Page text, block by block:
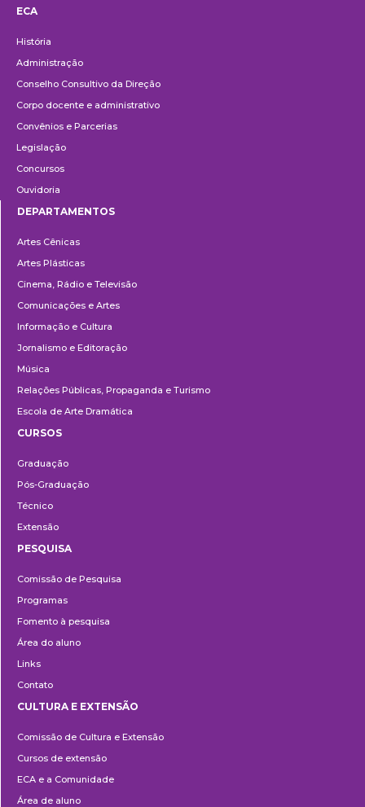
ECA
História
Administração
Conselho Consultivo da Direção
Corpo docente e administrativo
Convênios e Parcerias
Legislação
Concursos
Ouvidoria
DEPARTAMENTOS
Artes Cênicas
Artes Plásticas
Cinema, Rádio e Televisão
Comunicações e Artes
Informação e Cultura
Jornalismo e Editoração
Música
Relações Públicas, Propaganda e Turismo
Escola de Arte Dramática
CURSOS
Graduação
Pós-Graduação
Técnico
Extensão
PESQUISA
Comissão de Pesquisa
Programas
Fomento à pesquisa
Área do aluno
Links
Contato
e
Extensão
CULTURA E EXTENSÃO
Comissão de Cultura e Extensão
Cursos de extensão
ECA e a Comunidade
Área de aluno